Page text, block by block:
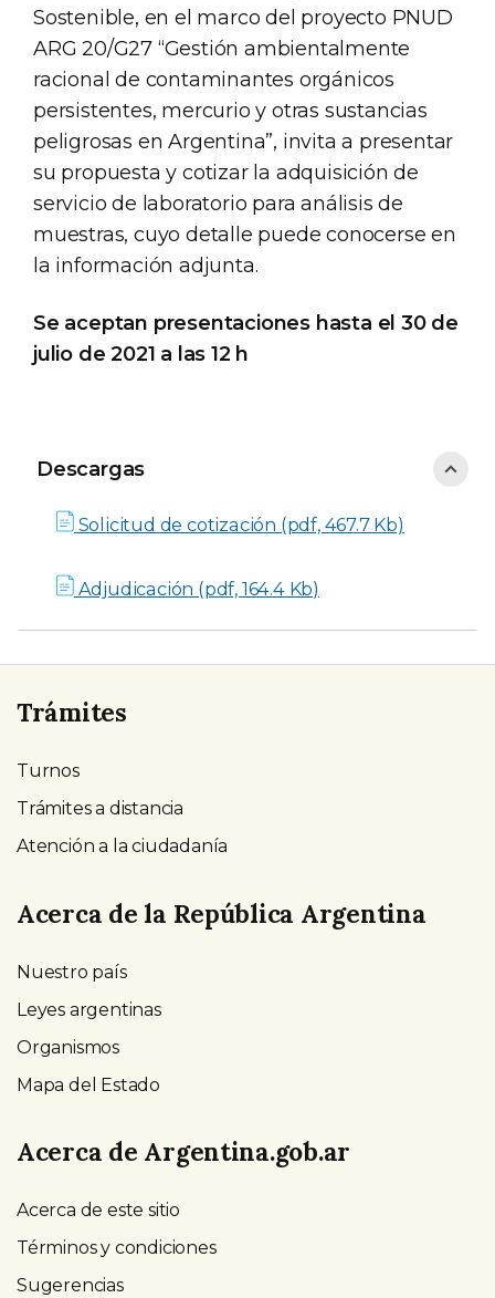
Sostenible, en el marco del proyecto PNUD
ARG 20/G27 “Gestión ambientalmente
racional de contaminantes orgánicos
persistentes, mercurio y otras sustancias
peligrosas en Argentina”, invita a presentar
su propuesta y cotizar la adquisición de
servicio de laboratorio para análisis de
muestras, cuyo detalle puede conocerse en
la información adjunta.
Se aceptan presentaciones hasta el 30 de
julio de 2021 a las 12 h
Descargas
Descargas
Solicitud de cotización (pdf, 467.7 Kb)
Adjudicación (pdf, 164.4 Kb)
Trámites
Turnos
Trámites a distancia
Atención a la ciudadanía
Acerca de la República Argentina
Nuestro país
Leyes argentinas
Organismos
Mapa del Estado
Acerca de Argentina.gob.ar
Acerca de este sitio
Términos y condiciones
Sugerencias